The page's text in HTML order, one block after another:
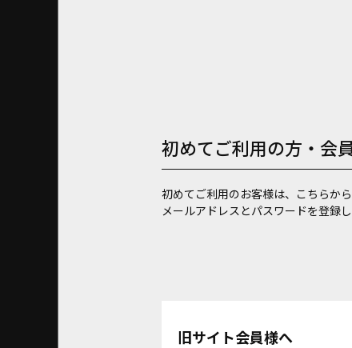
初めてご利用の方・会
初めてご利用のお客様は、こちらか
メールアドレスとパスワードを登録
旧サイト会員様へ